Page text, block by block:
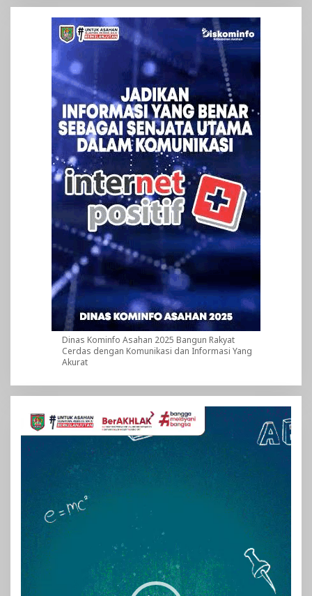
Dinas Kominfo Asahan 2025 Bangun Rakyat
Cerdas dengan Komunikasi dan Informasi Yang
Akurat
Pemutar
Video